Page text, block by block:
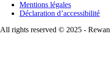
Mentions légales
Déclaration d’accessibilité
All rights reserved © 2025 - Rewan